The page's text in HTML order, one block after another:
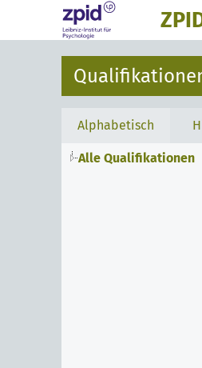
Alphabetisch
Alle Qualifikationen